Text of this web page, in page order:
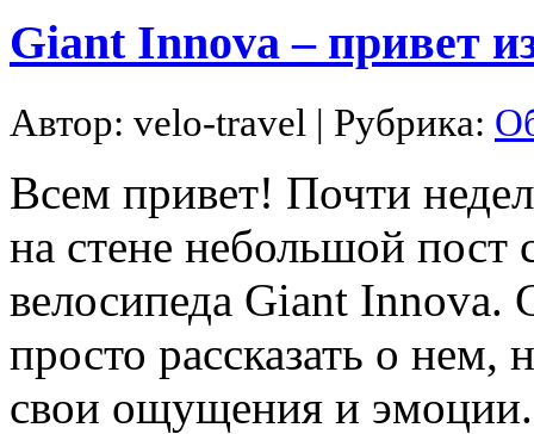
Giant Innova – привет
Автор: velo-travel | Рубрика:
Всем привет! Почти
на стене небольшой пост
велосипеда Giant Innova.
просто рассказать о нем,
свои ощущения и эмоции.